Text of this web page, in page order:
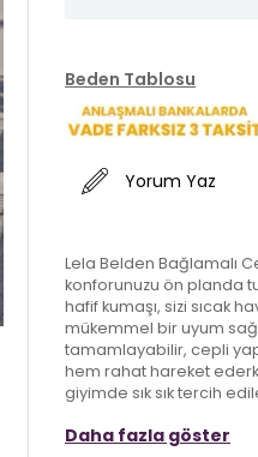
Beden Tablosu
Yorum Yaz
Lela Belden Bağlamalı
konforunuzu ön planda
hafif kumaşı, sizi sıcak
mükemmel bir uyum
tamamlayabilir, cepli
hem rahat hareket
giyimde sık sık tercih
Daha fazla göster